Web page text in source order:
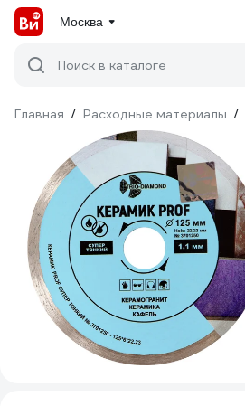
Москва
Поиск в каталоге
Главная / Расходные материалы /